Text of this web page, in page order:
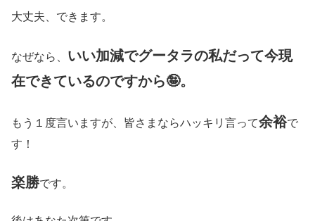
大丈夫、できます。
なぜなら、 いい加減でグータラの私だって今現
在できているのですから🤪。
もう１度言いますが、皆さまならハッキリ言って余裕で
す！
楽勝です。